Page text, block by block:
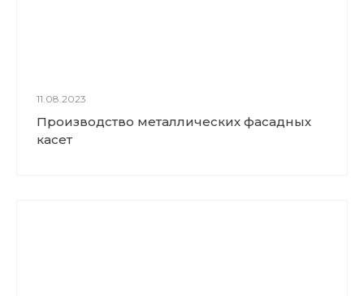
11.08.2023
Производство металлических фасадных
касет